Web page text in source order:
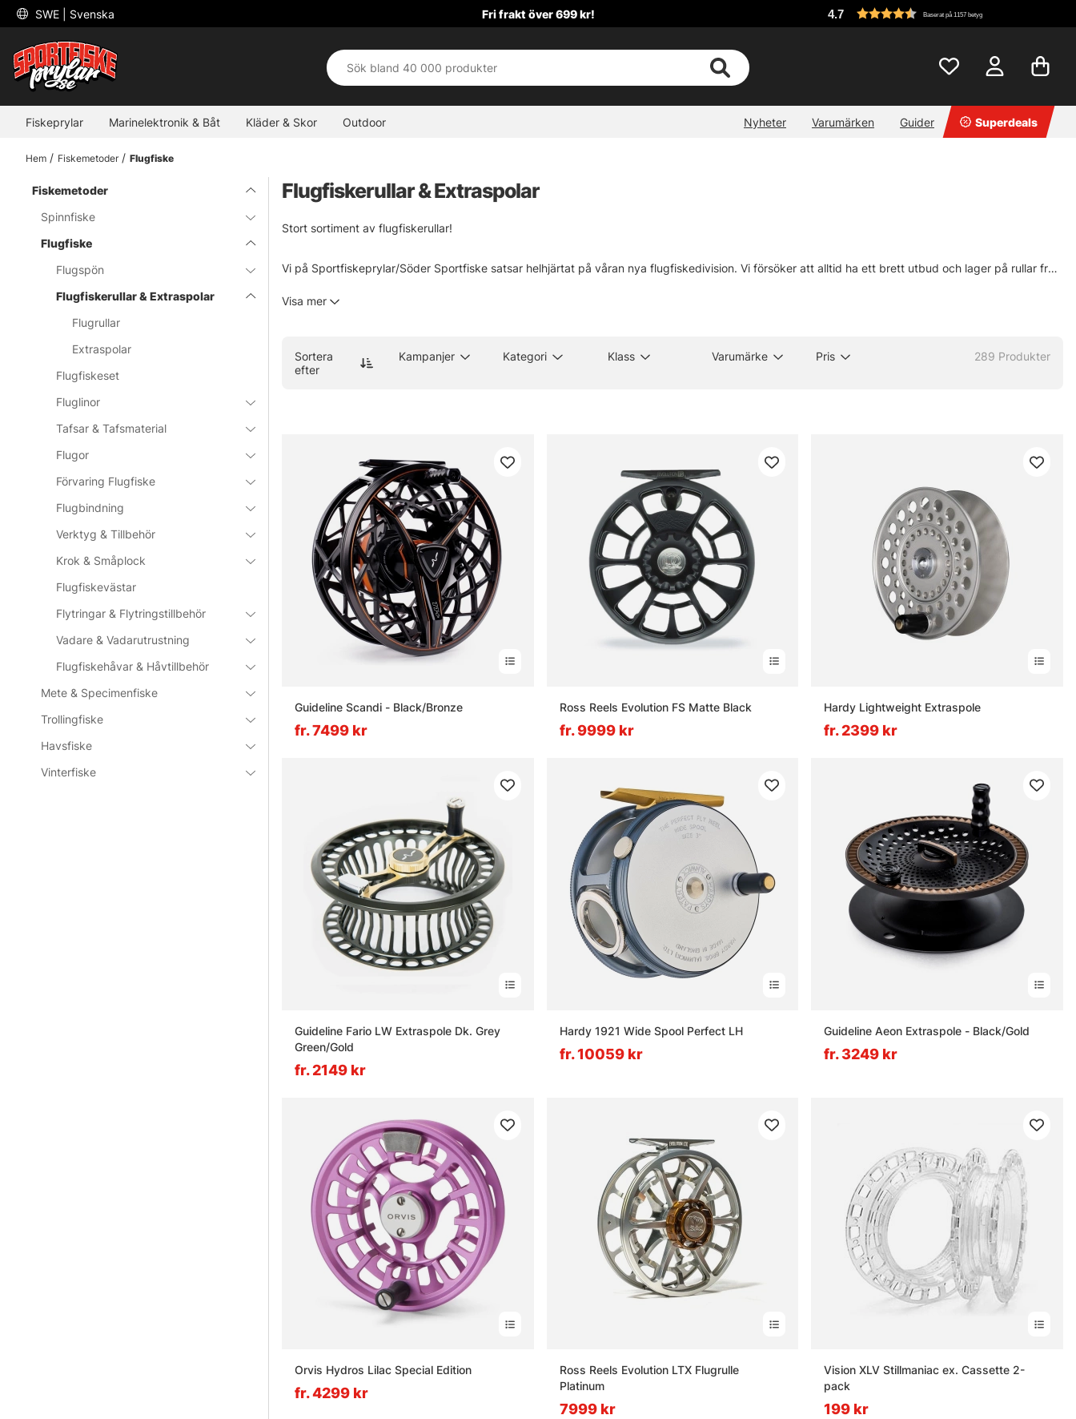
SWE | Svenska Fri frakt över 699 kr! 4.7 Baserat på 1157 betyg
Fiskeprylar Marinelektronik & Båt Kläder & Skor Outdoor Nyheter Varumärken Guider Superdeals
Hem Fiskemetoder Flugfiske
Fiskemetoder
Spinnfiske
Flugfiske
Flugspön
Flugfiskerullar & Extraspolar
Flugrullar
Extraspolar
Flugfiskeset
Fluglinor
Tafsar & Tafsmaterial
Flugor
Förvaring Flugfiske
Flugbindning
Verktyg & Tillbehör
Krok & Småplock
Flugfiskevästar
Flytringar & Flytringstillbehör
Vadare & Vadarutrustning
Flugfiskehåvar & Håvtillbehör
Mete & Specimenfiske
Trollingfiske
Havsfiske
Vinterfiske
Flugfiskerullar & Extraspolar
Stort sortiment av flugfiskerullar!
Vi på Sportfiskeprylar/Söder Sportfiske satsar helhjärtat på våran nya flugfiskedivision. Vi försöker att alltid ha ett brett utbud och lager på rullar från
som vi inte har i lager eller ens i vårt sortiment, hör av dig till våran kundtjänst eller kom in till butiken så kan vi säkert ta hem varan åt dig!
Visa mer
Sortera
efter
Kampanjer Kategori Klass Varumärke Pris 289 Produkter
Guideline Scandi - Black/Bronze
fr. 7499 kr
Ross Reels Evolution FS Matte Black
fr. 9999 kr
Hardy Lightweight Extraspole
fr. 2399 kr
Guideline Fario LW Extraspole Dk. Grey
Green/Gold
fr. 2149 kr
Hardy 1921 Wide Spool Perfect LH
fr. 10059 kr
Guideline Aeon Extraspole - Black/Gold
fr. 3249 kr
Orvis Hydros Lilac Special Edition
fr. 4299 kr
Ross Reels Evolution LTX Flugrulle
Platinum
7999 kr
Vision XLV Stillmaniac ex. Cassette 2-
pack
199 kr